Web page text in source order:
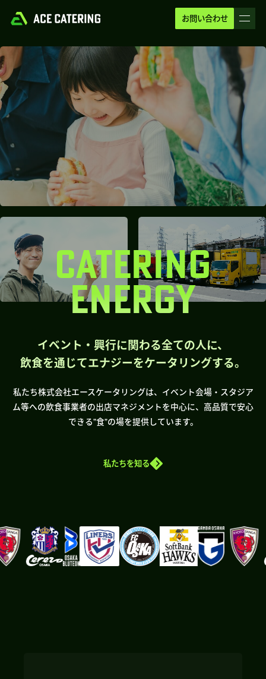
お問い合わせ
CATERING
ENERGY
イベント・興行に関わる全ての人に、
飲食を通じてエナジーをケータリングする。
私たち株式会社エースケータリングは、イベント会場・スタジア
ム等への飲食事業者の出店マネジメントを中心に、高品質で安心
できる”食”の場を提供しています。
私たちを知る